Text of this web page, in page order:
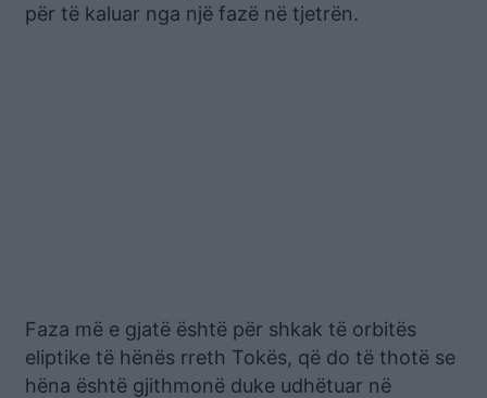
për të kaluar nga një fazë në tjetrën.
Faza më e gjatë është për shkak të orbitës
eliptike të hënës rreth Tokës, që do të thotë se
hëna është gjithmonë duke udhëtuar në